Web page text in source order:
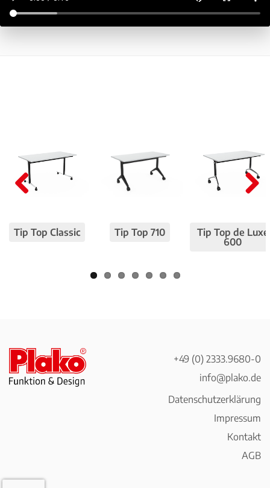
Tip Top Classic Tip Top 710
Tip Top de Luxe
600
s
+49 (0) 2333.9680-0
info@plako.de
Datenschutzerklärung
Impressum
Kontakt
AGB